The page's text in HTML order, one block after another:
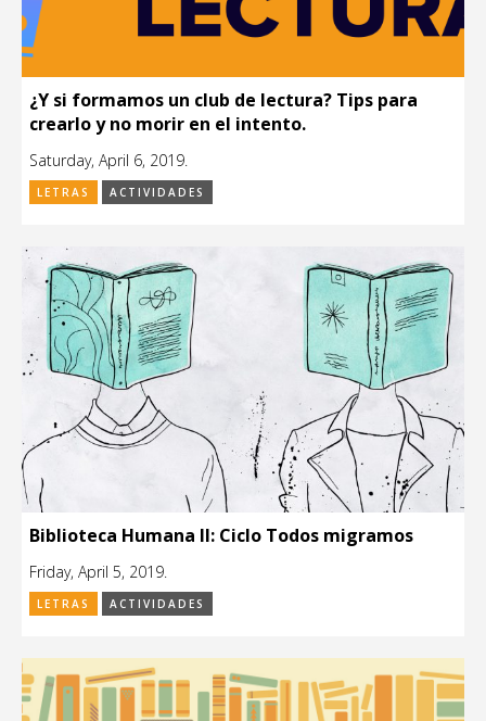
¿Y si formamos un club de lectura? Tips para
crearlo y no morir en el intento.
Saturday, April 6, 2019.
LETRAS ACTIVIDADES
Biblioteca Humana II: Ciclo Todos migramos
Friday, April 5, 2019.
LETRAS ACTIVIDADES